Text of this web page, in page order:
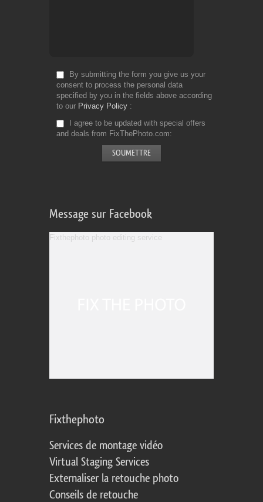
By submitting the form you give us your
consent to process the personal data
specified by you in the fields above according
to our Privacy Policy
I agree to be updated with special offers
and deals from FixThePhoto.com
Message sur Facebook
Fixthephoto photo editing service
Fixthephoto
Services de montage vidéo
Virtual Staging Services
Externaliser la retouche photo
Conseils de retouche